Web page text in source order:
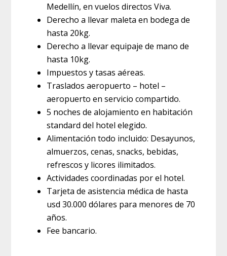
Medellín, en vuelos directos Viva.
Derecho a llevar maleta en bodega de
hasta 20kg.
Derecho a llevar equipaje de mano de
hasta 10kg.
Impuestos y tasas aéreas.
Traslados aeropuerto – hotel –
aeropuerto en servicio compartido.
5 noches de alojamiento en habitación
standard del hotel elegido.
Alimentación todo incluido: Desayunos,
almuerzos, cenas, snacks, bebidas,
refrescos y licores ilimitados.
Actividades coordinadas por el hotel.
Tarjeta de asistencia médica de hasta
usd 30.000 dólares para menores de 70
años.
Fee bancario.